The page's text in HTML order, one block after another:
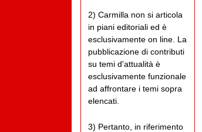
2) Carmilla non si articola
in piani editoriali ed è
esclusivamente on line. La
pubblicazione di contributi
su temi d'attualità è
esclusivamente funzionale
ad affrontare i temi sopra
elencati.
3) Pertanto, in riferimento